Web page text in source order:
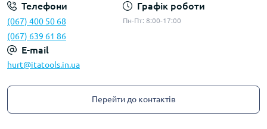
Телефони
(067) 400 50 68
(067) 639 61 86
Графік роботи
Пн-Пт: 8:00-17:00
E-mail
hurt@itatools.in.ua
Перейти до контактів